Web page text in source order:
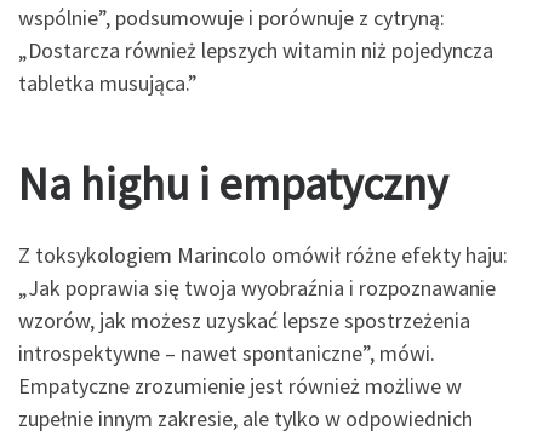
wspólnie”, podsumowuje i porównuje z cytryną:
„Dostarcza również lepszych witamin niż pojedyncza
tabletka musująca.”
Na highu i empatyczny
Z toksykologiem Marincolo omówił różne efekty haju:
„Jak poprawia się twoja wyobraźnia i rozpoznawanie
wzorów, jak możesz uzyskać lepsze spostrzeżenia
introspektywne – nawet spontaniczne”, mówi.
Empatyczne zrozumienie jest również możliwe w
zupełnie innym zakresie, ale tylko w odpowiednich